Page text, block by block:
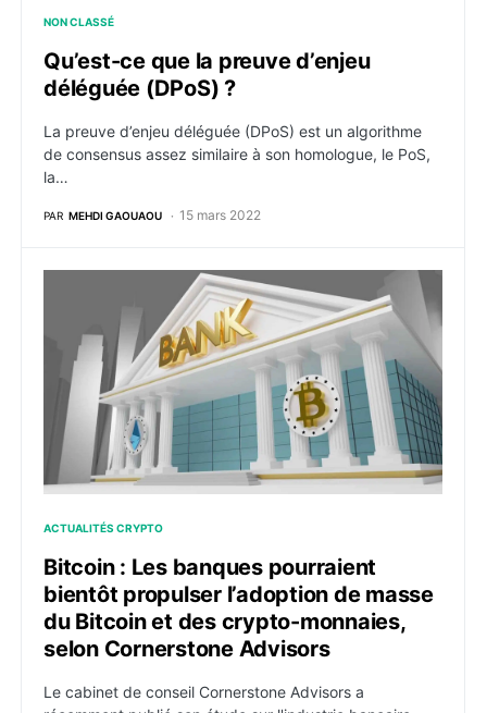
NON CLASSÉ
Qu’est-ce que la preuve d’enjeu
déléguée (DPoS) ?
La preuve d’enjeu déléguée (DPoS) est un algorithme
de consensus assez similaire à son homologue, le PoS,
la…
PAR MEHDI GAOUAOU 15 mars 2022
Bitcoin : Les banques pourraient bientôt propulser
ACTUALITÉS CRYPTO
Bitcoin : Les banques pourraient
bientôt propulser l’adoption de masse
du Bitcoin et des crypto-monnaies,
selon Cornerstone Advisors
Le cabinet de conseil Cornerstone Advisors a